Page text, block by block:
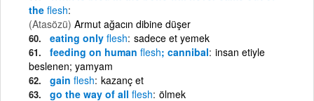
the flesh
(Atasözü) Armut ağacın dibine düşer
eating only flesh sadece et yemek
feeding on human flesh; cannibal insan etiyle
beslenen; yamyam
gain flesh kazanç et
go the way of all flesh ölmek